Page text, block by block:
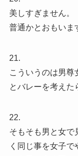
美しすぎません。
普通かとおもいま
21.
こういうのは男尊
とバレーを考えた
22.
そもそも男と女で
く同じ事を女子で